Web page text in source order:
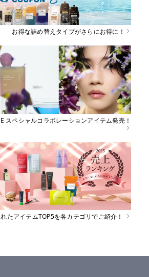
お得な詰め替えタイプがさらにお得に！
スペシャルコラボレーションアイテム発売！
たアイテムTOP5を各カテゴリでご紹介！